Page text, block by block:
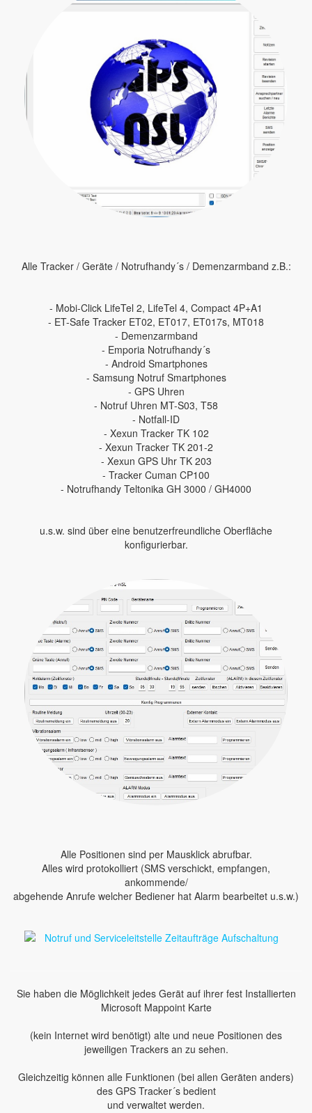
Alle Tracker / Geräte / Notrufhandy´s / Demenzarmband z.B.:
- Mobi-Click LifeTel 2, LifeTel 4, Compact 4P+A1
- ET-Safe Tracker ET02, ET017, ET017s, MT018
- Demenzarmband
- Emporia Notrufhandy´s
- Android Smartphones
- Samsung Notruf Smartphones
- GPS Uhren
- Notruf Uhren MT-S03, T58
- Notfall-ID
- Xexun Tracker TK 102
- Xexun Tracker TK 201-2
- Xexun GPS Uhr TK 203
- Tracker Cuman CP100
- Notrufhandy Teltonika GH 3000 / GH4000
u.s.w. sind über eine benutzerfreundliche Oberfläche
konfigurierbar.
Alle Positionen sind per Mausklick abrufbar.
Alles wird protokolliert (SMS verschickt, empfangen,
ankommende/
abgehende Anrufe welcher Bediener hat Alarm bearbeitet u.s.w.)
Sie haben die Möglichkeit jedes Gerät auf ihrer fest Installierten
Microsoft Mappoint Karte
(kein Internet wird benötigt) alte und neue Positionen des
jeweiligen Trackers an zu sehen.
Gleichzeitig können alle Funktionen (bei allen Geräten anders)
des GPS Tracker´s bedient
und verwaltet werden.